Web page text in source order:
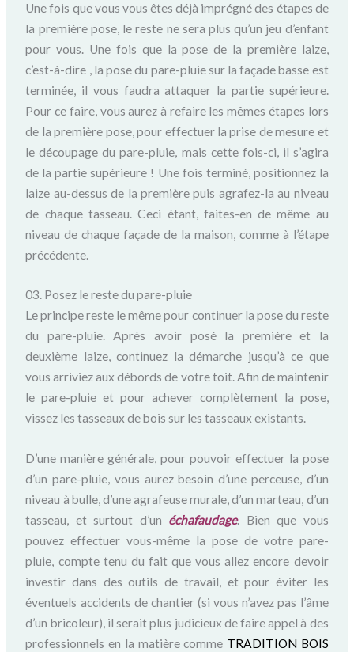
Une fois que vous vous êtes déjà imprégné des étapes de
la première pose, le reste ne sera plus qu’un jeu d’enfant
pour vous. Une fois que la pose de la première laize,
c’est-à-dire , la pose du pare-pluie sur la façade basse est
terminée, il vous faudra attaquer la partie supérieure.
Pour ce faire, vous aurez à refaire les mêmes étapes lors
de la première pose, pour effectuer la prise de mesure et
le découpage du pare-pluie, mais cette fois-ci, il s’agira
de la partie supérieure ! Une fois terminé, positionnez la
laize au-dessus de la première puis agrafez-la au niveau
de chaque tasseau. Ceci étant, faites-en de même au
niveau de chaque façade de la maison, comme à l’étape
précédente.
03. Posez le reste du pare-pluie
Le principe reste le même pour continuer la pose du reste
du pare-pluie. Après avoir posé la première et la
deuxième laize, continuez la démarche jusqu’à ce que
vous arriviez aux débords de votre toit. Afin de maintenir
le pare-pluie et pour achever complètement la pose,
vissez les tasseaux de bois sur les tasseaux existants.
D’une manière générale, pour pouvoir effectuer la pose
d’un pare-pluie, vous aurez besoin d’une perceuse, d’un
niveau à bulle, d’une agrafeuse murale, d’un marteau, d’un
tasseau, et surtout d’un échafaudage. Bien que vous
pouvez effectuer vous-même la pose de votre pare-
pluie, compte tenu du fait que vous allez encore devoir
investir dans des outils de travail, et pour éviter les
éventuels accidents de chantier (si vous n’avez pas l’âme
d’un bricoleur), il serait plus judicieux de faire appel à des
professionnels en la matière comme TRADITION BOIS